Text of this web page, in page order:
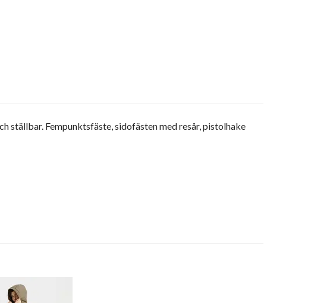
Fempunktsfäste, sidofästen med resår, pistolhake